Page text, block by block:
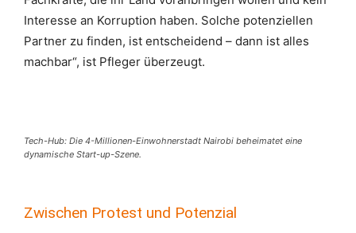
Interesse an Korruption haben. Solche potenziellen
Partner zu finden, ist entscheidend – dann ist alles
machbar“, ist Pfleger überzeugt.
Tech-Hub: Die 4-Millionen-Einwohnerstadt Nairobi beheimatet eine
dynamische Start-up-Szene.
Zwischen Protest und Potenzial